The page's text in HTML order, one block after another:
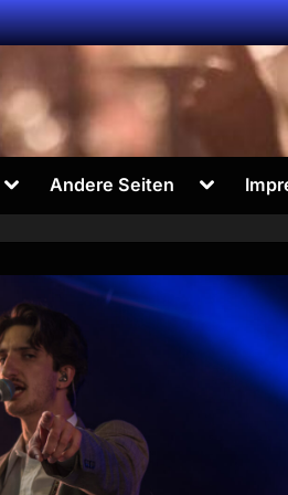
Toggle
menu
Andere Seiten
Toggle
menu